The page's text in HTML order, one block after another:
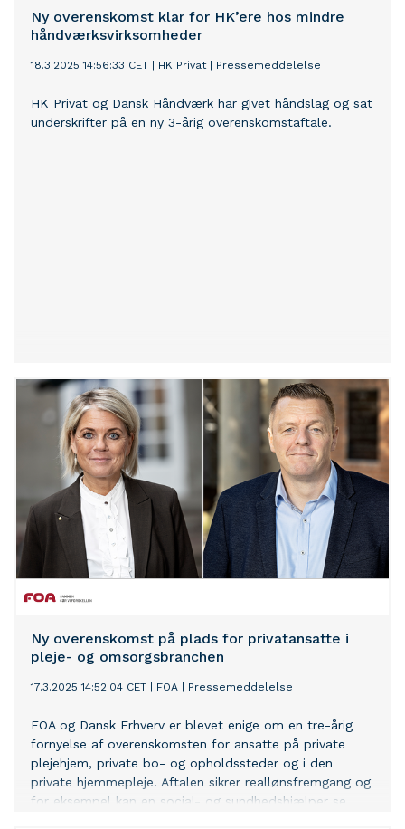
Ny overenskomst klar for HK’ere hos mindre
håndværksvirksomheder
18.3.2025 14:56:33 CET HK Privat| Pressemeddelelse
HK Privat og Dansk Håndværk har givet håndslag og sat
underskrifter på en ny 3-årig overenskomstaftale.
Ny overenskomst på plads for privatansatte i
pleje- og omsorgsbranchen
17.3.2025 14:52:04 CET FOA Pressemeddelelse
FOA og Dansk Erhverv er blevet enige om en tre-årig
fornyelse af overenskomsten for ansatte på private
plejehjem, private bo- og opholdssteder og i den
private hjemmepleje. Aftalen sikrer reallønsfremgang og
for eksempel kan en social- og sundhedshjælper se